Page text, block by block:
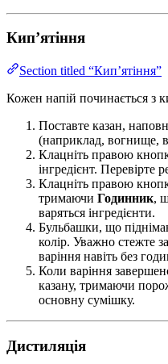
Кип’ятіння
Section titled “Кип’ятіння”
Кожен напій починається з
Поставте казан,
(наприклад, вогнище,
Клацніть правою
інгредієнт. Перевірте
Клацніть правою
тримаючи Годинник,
варяться інгредієнти.
Бульбашки, що
колір. Уважно стежте
варіння навіть без
Коли варіння
казану, тримаючи
основну сумішку.
Дистиляція